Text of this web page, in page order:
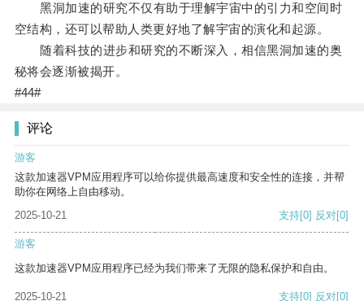
黑洞加速的研究不仅有助于理解宇宙中的引力和空间时
空结构，还可以帮助人类更好地了解宇宙的演化和起源。
随着科技的进步和研究的不断深入，相信黑洞加速的奥
秘将会逐渐被揭开。
#44#
评论
游客
这款加速器VPM应用程序可以给你提供最高速度和安全性的连接，并帮
助你在网络上自由移动。
2025-10-21
支持[0] 反对[0]
游客
这款加速器VPM应用程序已经为我们带来了无限的隐私保护和自由。
2025-10-21 支持[0] 反对[0]